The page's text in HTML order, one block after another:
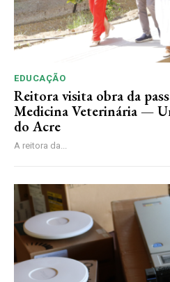
EDUCAÇÃO
Reitora visita obra da
Medicina Veterinária —
do Acre
A reitora da...